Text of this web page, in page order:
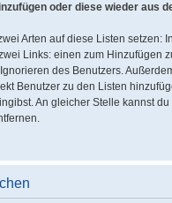
oder diese wieder aus
Arten auf diese Listen setzen:
Links: einen zum Hinzufügen
des Benutzers.
Benutzer zu den Listen
An gleicher Stelle kannst du